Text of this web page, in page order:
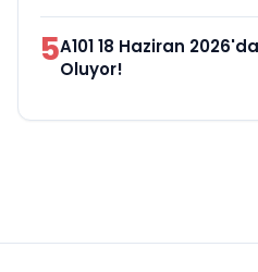
5A101 18 Haziran
Oluyor!